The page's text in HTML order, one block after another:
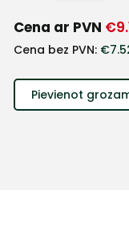
Cena ar PVN €
Cena bez PVN: €
Pievienot